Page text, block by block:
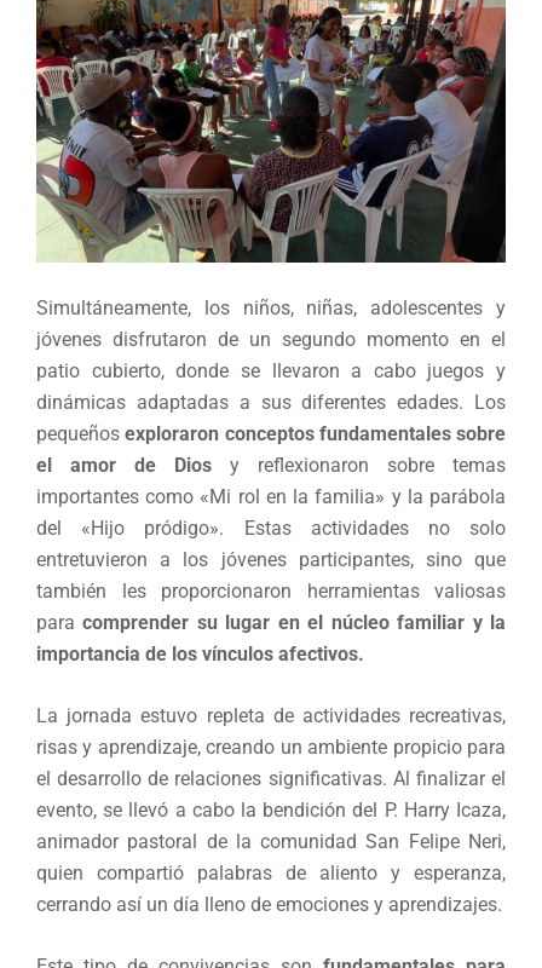
Simultáneamente, los niños, niñas, adolescentes y
jóvenes disfrutaron de un segundo momento en el
patio cubierto, donde se llevaron a cabo juegos y
dinámicas adaptadas a sus diferentes edades. Los
pequeñosexploraron conceptos fundamentales sobre
el amor de Dios y reflexionaron sobre temas
importantes como «Mi rol en la familia» y la parábola
del «Hijo pródigo». Estas actividades no solo
entretuvieron a los jóvenes participantes, sino que
también les proporcionaron herramientas valiosas
paracomprender su lugar en el núcleo familiar y la
importancia de los vínculos afectivos.
La jornada estuvo repleta de actividades recreativas,
risas y aprendizaje, creando un ambiente propicio para
el desarrollo de relaciones significativas. Al finalizar el
evento, se llevó a cabo la bendición del P. Harry Icaza,
animador pastoral de la comunidad San Felipe Neri,
quien compartió palabras de aliento y esperanza,
cerrando así un día lleno de emociones y aprendizajes.